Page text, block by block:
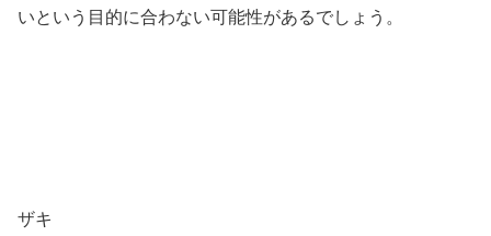
いという目的に合わない可能性があるでしょう。
ザキ